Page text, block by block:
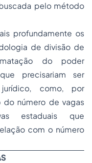
pelo método
profundamente os
de divisão de
do poder
precisariam ser
como, por
número de vagas
estaduais que
com o número